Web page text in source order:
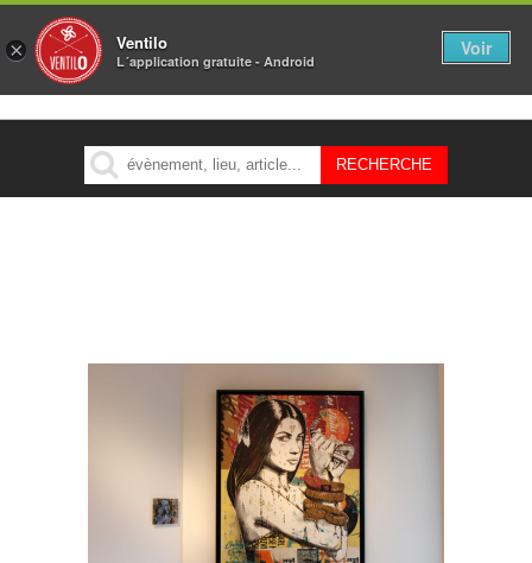
MENU
× Ventilo
L´application gratuite - Android
Voir